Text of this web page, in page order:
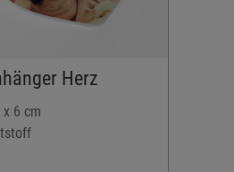
Herz
x 6 cm